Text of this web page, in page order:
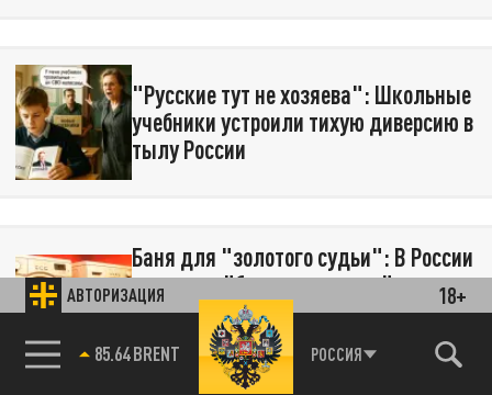
АВТОРИЗАЦИЯ 18+
85.64 BRENT РОССИЯ
"Русские тут не хозяева": Школьные
учебники устроили тихую диверсию в
тылу России
Баня для "золотого судьи": В России
началась "большая стирка"
испачканных мантий. Назначен
новый чистильщик в генеральских
погонах